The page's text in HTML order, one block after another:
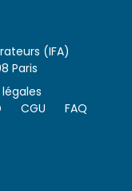
(IFA)
Paris
CGU FAQ